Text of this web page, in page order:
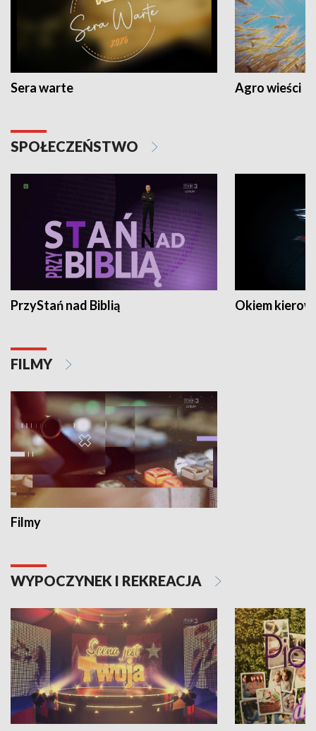
Sera warte Agro wieści
SPOŁECZEŃSTWO
PrzyStań nad Biblią Okiem
FILMY
Filmy
WYPOCZYNEK I REKREACJA